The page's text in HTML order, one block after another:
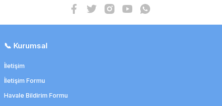
📞 Kurumsal
İletişim
İletişim Formu
Havale Bildirim Formu